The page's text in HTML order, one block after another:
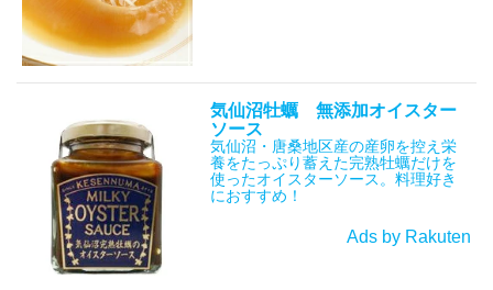
気仙沼牡蠣 無添加オイスター
ソース
気仙沼・唐桑地区産の産卵を控え栄
養をたっぷり蓄えた完熟牡蠣だけを
使ったオイスターソース。料理好き
におすすめ！
Ads by Rakuten